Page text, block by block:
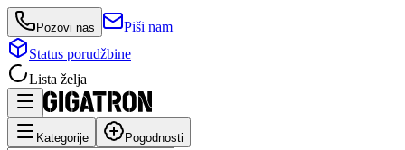
Pozovi nas
Piši nam
Status porudžbine
Lista želja
Kategorije Pogodnosti